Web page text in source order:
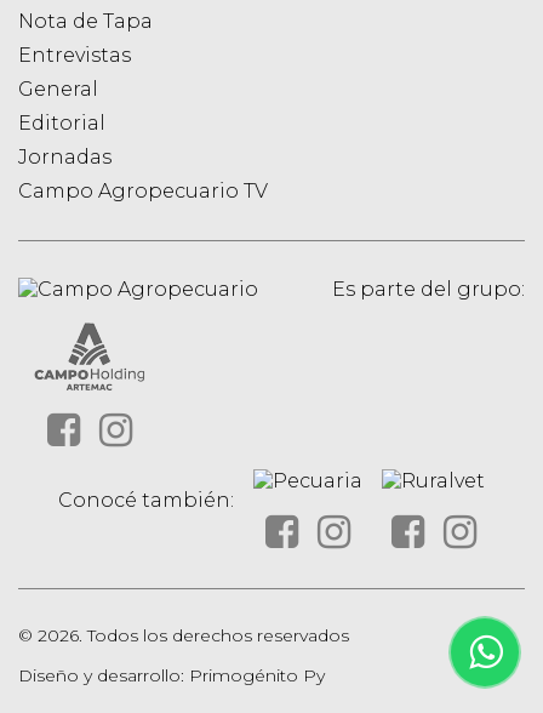
Nota de Tapa
Entrevistas
General
Editorial
Jornadas
Campo Agropecuario TV
Es parte del grupo:
Conocé también:
© 2026. Todos los derechos reservados
Diseño y desarrollo: Primogénito Py